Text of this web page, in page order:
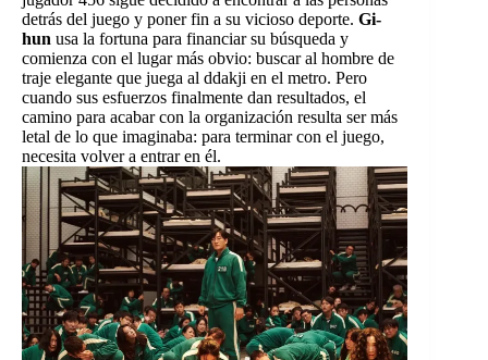
detrás del juego y poner fin a su vicioso deporte. Gi-
hun usa la fortuna para financiar su búsqueda y
comienza con el lugar más obvio: buscar al hombre de
traje elegante que juega al ddakji en el metro. Pero
cuando sus esfuerzos finalmente dan resultados, el
camino para acabar con la organización resulta ser más
letal de lo que imaginaba: para terminar con el juego,
necesita volver a entrar en él.